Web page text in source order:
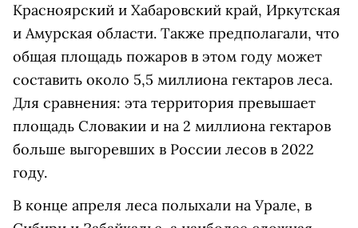
Красноярский и Хабаровский край, Иркутская
и Амурская области. Также предполагали, что
общая площадь пожаров в этом году может
составить около 5,5 миллиона гектаров леса.
Для сравнения: эта территория превышает
площадь Словакии и на 2 миллиона гектаров
больше выгоревших в России лесов в 2022
году.
В конце апреля леса полыхали на Урале, в